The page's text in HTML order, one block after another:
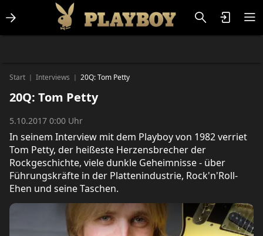
Start | Interviews | 20Q: Tom Petty
20Q: Tom Petty
5.10.2017 0:00 Uhr
In seinem Interview mit dem Playboy von 1982 verriet
Tom Petty, der heißeste Herzensbrecher der
Rockgeschichte, viele dunkle Geheimnisse - über
Führungskräfte in der Plattenindustrie, Rock'n'Roll-
Ehen und seine Taschen.